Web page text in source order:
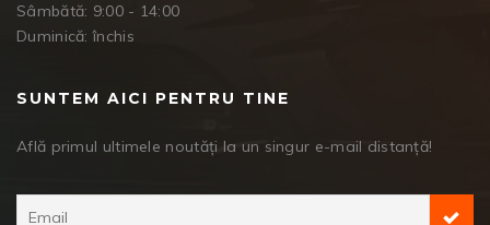
Sâmbătă: 9:00 - 14:00
Duminică: închis
SUNTEM AICI PENTRU TINE
Află primul ultimele noutăți la un singur e-mail distanță!